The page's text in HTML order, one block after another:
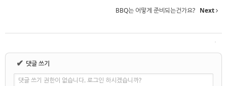
BBQ는 어떻게 준비되는건가요? Next
✔ 댓글 쓰기
댓글 쓰기 권한이 없습니다. 로그인 하시겠습니까?